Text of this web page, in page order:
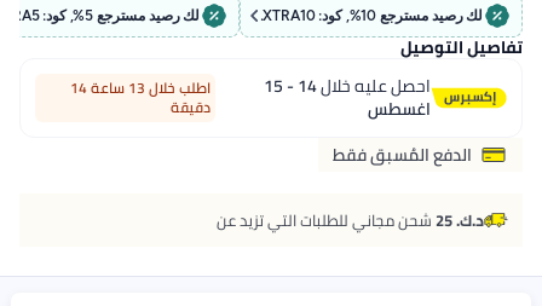
لك رصيد مسترجع 10%, كود: EXTRA10 لك رصيد مسترجع 5%, كود: EXTRA5
تفاصيل التوصيل
احصل عليه خلال
14 - 15
اغسطس
اطلب خلال 13 ساعة 14
دقيقة
الدفع المُسبق فقط
د.ك. 25 شحن مجاني للطلبات التي تزيد عن